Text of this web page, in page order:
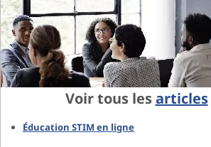
Voir tous lesarticles
Éducation STIM en ligne